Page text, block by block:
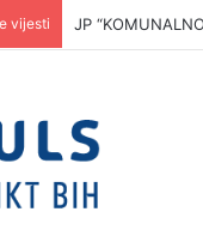
vijesti JP